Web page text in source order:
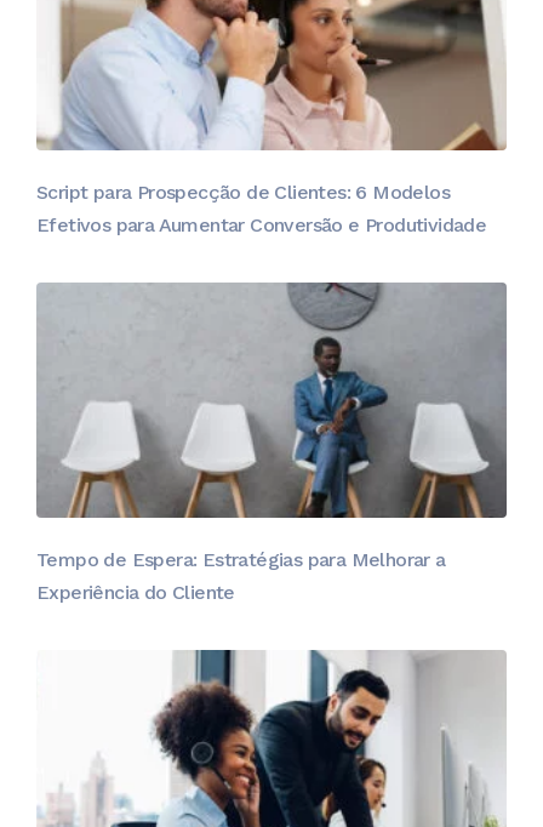
Script para Prospecção de Clientes: 6 Modelos
Efetivos para Aumentar Conversão e Produtividade
Tempo de Espera: Estratégias para Melhorar a
Experiência do Cliente